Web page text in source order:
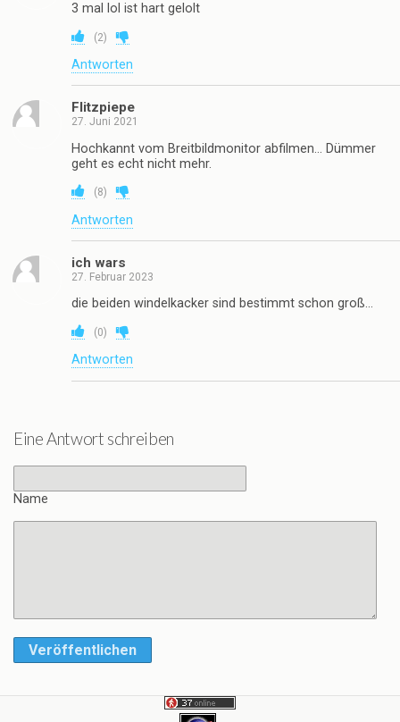
3 mal lol ist hart gelolt
(2)
Antworten
Flitzpiepe
27. Juni 2021
Hochkannt vom Breitbildmonitor abfilmen… Dümmer
geht es echt nicht mehr.
(8)
Antworten
ich wars
27. Februar 2023
die beiden windelkacker sind bestimmt schon groß…
(0)
Antworten
Eine Antwort schreiben
Name
Veröffentlichen